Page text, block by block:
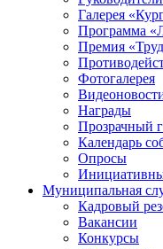
Галерея
Программа
Премия
Фотогалерея
Награды
Прозрачный
Календарь
Опросы
Муниципальная
Кадровый
Вакансии
Конкурсы